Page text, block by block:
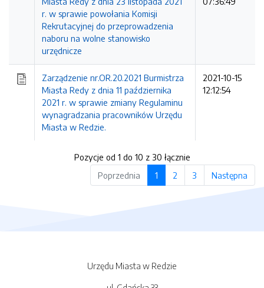
r. w sprawie powołania Komisji
Rekrutacyjnej do przeprowadzenia
naboru na wolne stanowisko
urzędnicze
Zarządzenie nr.OR.20.2021 Burmistrza
Miasta Redy z dnia 11 października
2021 r. w sprawie zmiany Regulaminu
wynagradzania pracowników Urzędu
Miasta w Redzie.
2021-10-15
12:12:54
Pozycje od 1 do 10 z 30 łącznie
Poprzednia
1 2 3 Następna
Urzędu Miasta w Redzie